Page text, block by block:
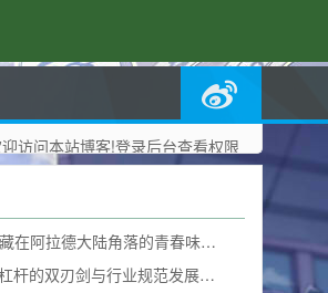
访问本站博客!登录后台查看权限
DNF里的木瓜，藏在阿拉德大陆角落的青春味道dnf木瓜有什么用
配资中国，金融杠杆的双刃剑与行业规范发展之路